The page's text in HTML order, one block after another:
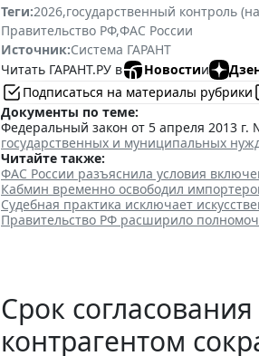
Теги:2026,государственный контроль
Правительство РФ,ФАС России
Источник:Система ГАРАНТ
Читать ГАРАНТ.РУ в
Новостии
Подписаться на материалы рубрики
Документы по теме:
Федеральный закон от 5 апреля 2013 г.
государственных и муниципальных
Читайте также:
ФАС России разъяснила условия
Кабмин временно освободил
Судебная практика исключает
Правительство РФ расширило
Срок
контрагентом